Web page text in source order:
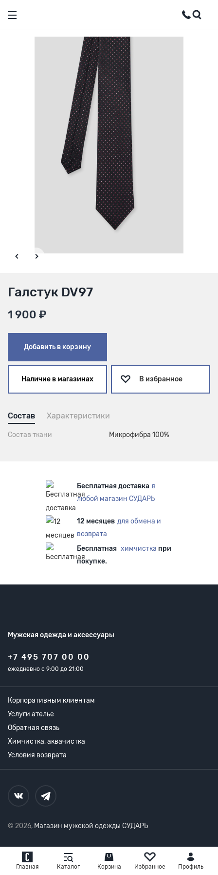
Главная Каталог Корзина Избранное Профиль
Галстук DV97
1 900 ₽
Добавить в корзину
Наличие в магазинах В избранное
Состав Характеристики
Состав ткани Микрофибра 100%
Бесплатная доставка в
любой магазин СУДАРЬ
12 месяцев для обмена и
возврата
Бесплатная химчистка при
покупке.
Мужская одежда и аксессуары
+7 495 707 00 00
ежедневно с 9:00 до 21:00
Корпоративным клиентам
Услуги ателье
Обратная связь
Химчистка, аквачистка
Условия возврата
© 2026, Магазин мужской одежды СУДАРЬ